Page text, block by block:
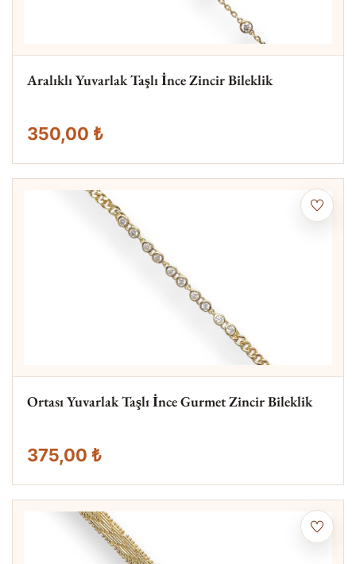
Aralıklı Yuvarlak Taşlı İnce Zincir Bileklik
350,00 ₺
Ortası Yuvarlak Taşlı İnce Gurmet Zincir Bileklik
375,00 ₺